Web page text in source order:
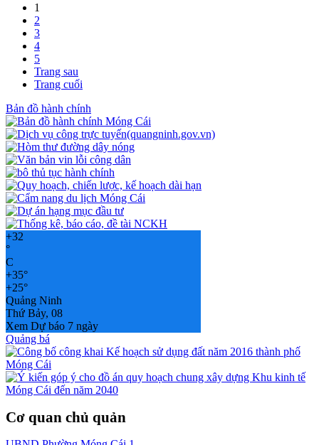
1
2
3
4
5
Trang sau
Trang cuối
Bản đồ hành chính
+32
°
C
+35°
+25°
Quảng Ninh
Thứ Bảy, 08
Xem Dự báo 7 ngày
Quảng bá
Cơ quan chủ quản